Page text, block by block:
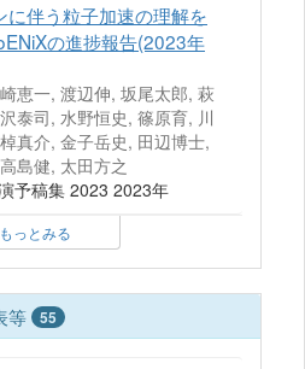
伴う粒子加速の理解を
の進捗報告(2023年
恵一, 渡辺伸, 坂尾太郎, 萩
泰司, 水野恒史, 篠原育, 川
真介, 金子岳史, 田辺博士,
島健, 太田方之
予稿集 2023 2023年
もっとみる
等 55